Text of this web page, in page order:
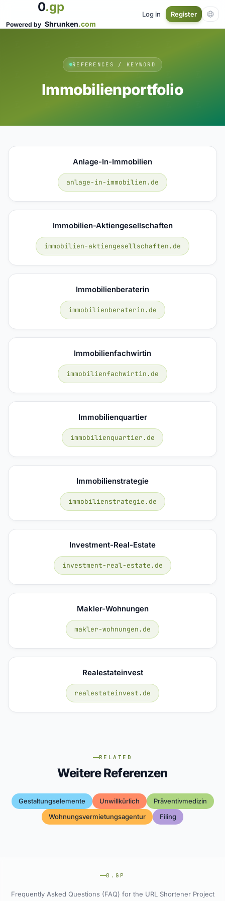
0.gp
Powered by Shrunken.com
Log in Register
REFERENCES / KEYWORD
Immobilienportfolio
Anlage-In-Immobilien
anlage-in-immobilien.de
Immobilien-Aktiengesellschaften
immobilien-aktiengesellschaften.de
Immobilienberaterin
immobilienberaterin.de
Immobilienfachwirtin
immobilienfachwirtin.de
Immobilienquartier
immobilienquartier.de
Immobilienstrategie
immobilienstrategie.de
Investment-Real-Estate
investment-real-estate.de
Makler-Wohnungen
makler-wohnungen.de
Realestateinvest
realestateinvest.de
RELATED
Weitere Referenzen
Gestaltungselemente Unwillkürlich
Präventivmedizin
Wohnungsvermietungsagentur
Filing
0.GP
Frequently Asked Questions (FAQ) for the URL Shortener Project